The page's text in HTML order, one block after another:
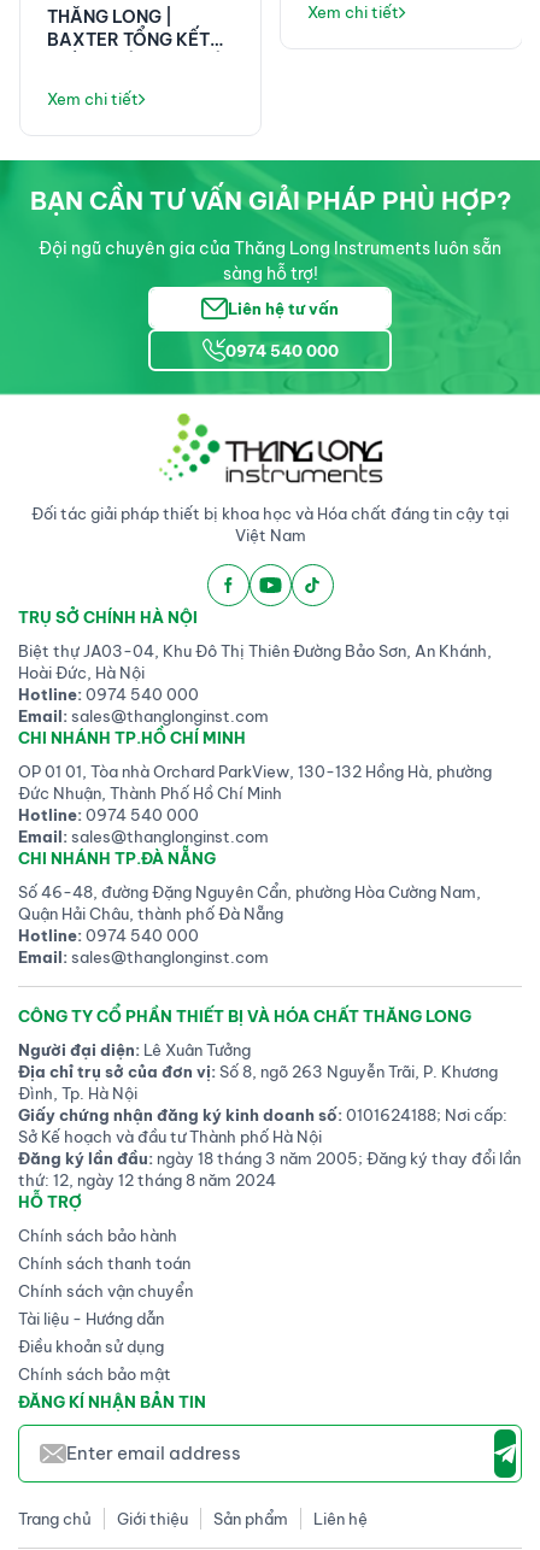
THĂNG LONG |
BAXTER TỔNG KẾT
NGHỊ KHOA HỌC ĐIỀU
DƯỠNG PHENIKAA!
Xem chi tiết
Xem chi tiết
BẠN CẦN TƯ VẤN GIẢI PHÁP PHÙ HỢP?
Đội ngũ chuyên gia của Thăng Long Instruments luôn sẵn
sàng hỗ trợ!
Liên hệ tư vấn
0974 540 000
Đối tác giải pháp thiết bị khoa học và Hóa chất đáng tin cậy tại
Việt Nam
TRỤ SỞ CHÍNH HÀ NỘI
Biệt thự JA03-04, Khu Đô Thị Thiên Đường Bảo Sơn, An Khánh,
Hoài Đức, Hà Nội
Hotline:0974 540 000
Email:sales@thanglonginst.com
CHI NHÁNH TP.HỒ CHÍ MINH
OP 01 01, Tòa nhà Orchard ParkView, 130-132 Hồng Hà, phường
Đức Nhuận, Thành Phố Hồ Chí Minh
Hotline:0974 540 000
Email:sales@thanglonginst.com
CHI NHÁNH TP.ĐÀ NẴNG
Số 46-48, đường Đặng Nguyên Cẩn, phường Hòa Cường Nam,
Quận Hải Châu, thành phố Đà Nẵng
Hotline:0974 540 000
Email:sales@thanglonginst.com
CÔNG TY CỔ PHẦN THIẾT BỊ VÀ HÓA CHẤT THĂNG LONG
Người đại diện: Lê Xuân Tưởng
Địa chỉ trụ sở của đơn vị:Số 8, ngõ 263 Nguyễn Trãi, P. Khương
Đình, Tp. Hà Nội
Giấy chứng nhận đăng ký kinh doanh số:0101624188; Nơi cấp:
Sở Kế hoạch và đầu tư Thành phố Hà Nội
Đăng ký lần đầu: ngày 18 tháng 3 năm 2005; Đăng ký thay đổi lần
thứ: 12, ngày 12 tháng 8 năm 2024
HỖ TRỢ
Chính sách bảo hành
Chính sách thanh toán
Chính sách vận chuyển
Tài liệu - Hướng dẫn
Điều khoản sử dụng
Chính sách bảo mật
ĐĂNG KÍ NHẬN BẢN TIN
Trang chủ Giới thiệu Sản phẩm Liên hệ